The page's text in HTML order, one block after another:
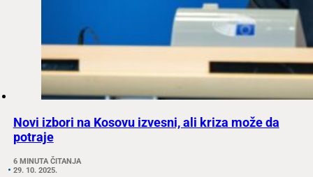
Novi izbori na Kosovu izvesni, ali kriza može da
potraje
6 MINUTA ČITANJA
29. 10. 2025.